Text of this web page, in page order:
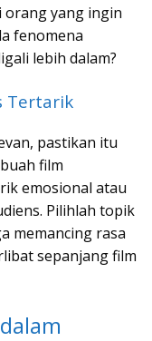
orang yang ingin
fenomena
lebih dalam?
Tertarik
pastikan itu
film
emosional atau
Pilihlah topik
memancing rasa
sepanjang film